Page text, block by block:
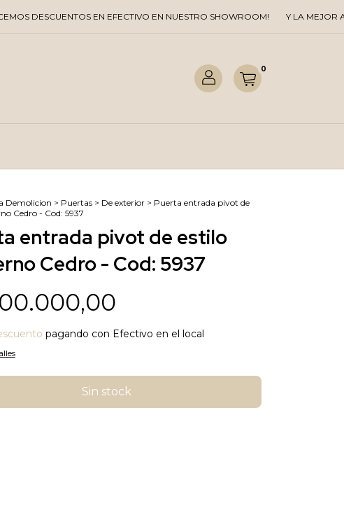
EN EFECTIVO EN NUESTRO SHOWROOM! Y LA MEJOR
0
Demolicion > Puertas > De exterior > Puerta entrada pivot de
Cedro - Cod: 5937
entrada pivot de estilo
Cedro - Cod: 5937
pagando con Efectivo en el local